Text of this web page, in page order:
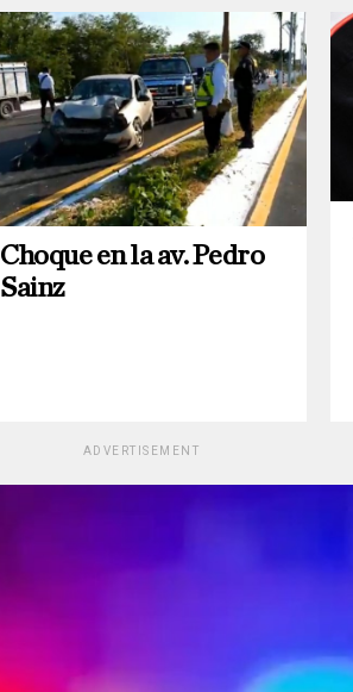
Choque en la av. Pedro
Sainz
ADVERTISEMENT